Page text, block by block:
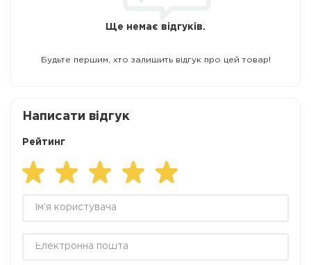
Ще немає відгуків.
Будьте першим, хто залишить відгук про цей товар!
Написати відгук
Рейтинг